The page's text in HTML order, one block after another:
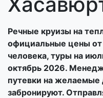
Речные круизы на
официальные цены от
человека, туры на
октябрь 2026.
путевки на желаемые
забронируют.